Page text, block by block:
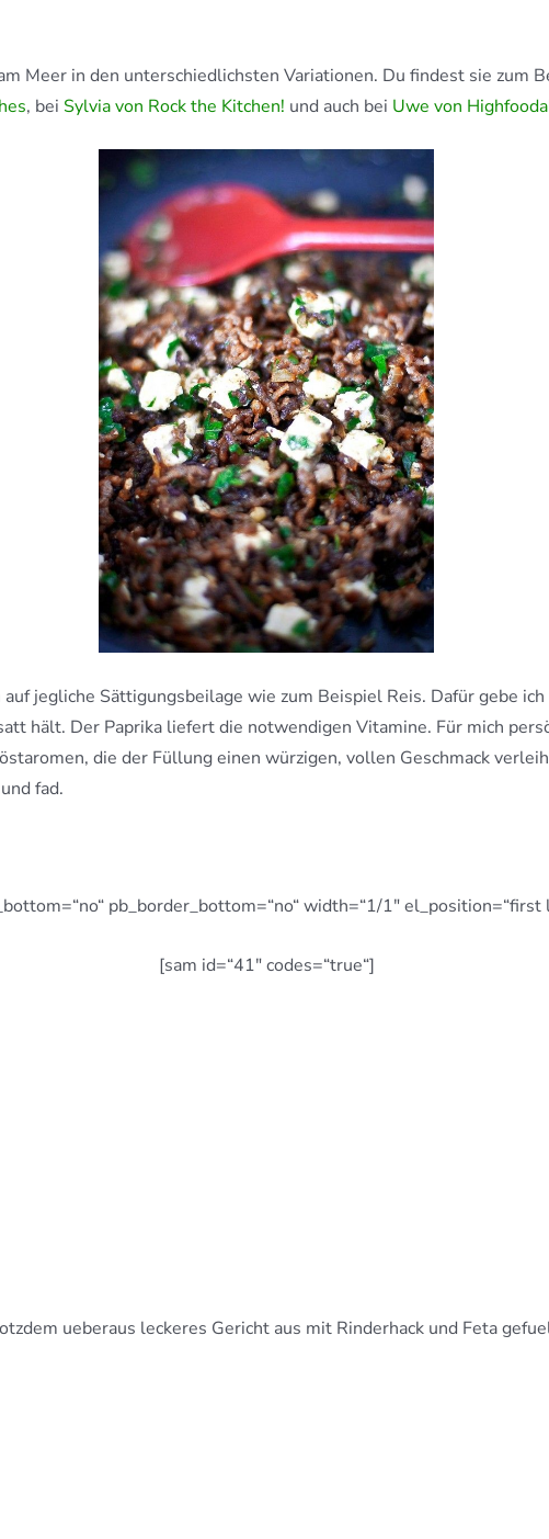
Meer in den unterschiedlichsten Variationen. Du findest sie zum
, bei Sylvia von Rock the Kitchen! und auch bei Uwe von
jegliche Sättigungsbeilage wie zum Beispiel Reis. Dafür gebe
hält. Der Paprika liefert die notwendigen Vitamine. Für mich
die der Füllung einen würzigen, vollen Geschmack
fad.
pb_border_bottom=“no“ width=“1/1″ el_position=“first
[sam id=“41″ codes=“true“]
ueberaus leckeres Gericht aus mit Rinderhack und Feta